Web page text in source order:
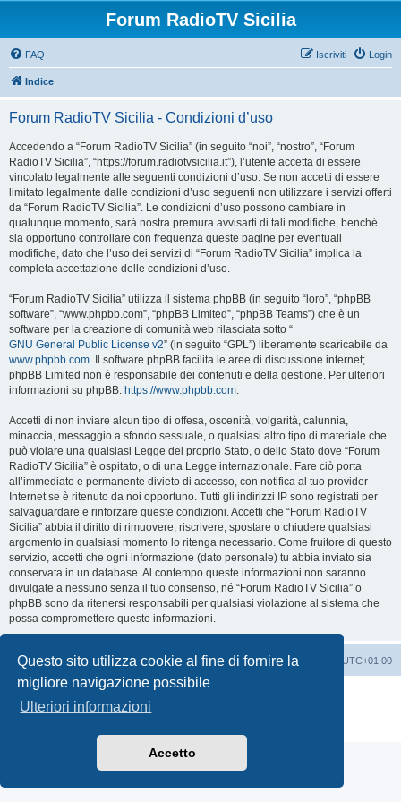
Questo sito utilizza cookie al fine di fornire la
migliore navigazione possibile
Ulteriori informazioni
Accetto
Forum RadioTV Sicilia
FAQ Login
Iscriviti
Indice
Forum RadioTV Sicilia - Condizioni d’uso
Accedendo a “Forum RadioTV Sicilia” (in seguito “noi”, “nostro”, “Forum
RadioTV Sicilia”, “https://forum.radiotvsicilia.it”), l’utente accetta di essere
vincolato legalmente alle seguenti condizioni d’uso. Se non accetti di essere
limitato legalmente dalle condizioni d’uso seguenti non utilizzare i servizi offerti
da “Forum RadioTV Sicilia”. Le condizioni d’uso possono cambiare in
qualunque momento, sarà nostra premura avvisarti di tali modifiche, benché
sia opportuno controllare con frequenza queste pagine per eventuali
modifiche, dato che l’uso dei servizi di “Forum RadioTV Sicilia” implica la
completa accettazione delle condizioni d’uso.
“Forum RadioTV Sicilia” utilizza il sistema phpBB (in seguito “loro”, “phpBB
software”, “www.phpbb.com”, “phpBB Limited”, “phpBB Teams”) che è un
software per la creazione di comunità web rilasciata sotto “
GNU General Public License v2” (in seguito “GPL”) liberamente scaricabile da
www.phpbb.com. Il software phpBB facilita le aree di discussione internet;
phpBB Limited non è responsabile dei contenuti e della gestione. Per ulteriori
informazioni su phpBB: https://www.phpbb.com.
Accetti di non inviare alcun tipo di offesa, oscenità, volgarità, calunnia,
minaccia, messaggio a sfondo sessuale, o qualsiasi altro tipo di materiale che
può violare una qualsiasi Legge del proprio Stato, o dello Stato dove “Forum
RadioTV Sicilia” è ospitato, o di una Legge internazionale. Fare ciò porta
all’immediato e permanente divieto di accesso, con notifica al tuo provider
Internet se è ritenuto da noi opportuno. Tutti gli indirizzi IP sono registrati per
salvaguardare e rinforzare queste condizioni. Accetti che “Forum RadioTV
Sicilia” abbia il diritto di rimuovere, riscrivere, spostare o chiudere qualsiasi
argomento in qualsiasi momento lo ritenga necessario. Come fruitore di questo
servizio, accetti che ogni informazione (dato personale) tu abbia inviato sia
conservata in un database. Al contempo queste informazioni non saranno
divulgate a nessuno senza il tuo consenso, né “Forum RadioTV Sicilia” o
phpBB sono da ritenersi responsabili per qualsiasi violazione al sistema che
possa compromettere queste informazioni.
Indice Tutti gli orari sono UTC+01:00
Cancella cookie
Contattaci
Creato da phpBB
Traduzione Italiana